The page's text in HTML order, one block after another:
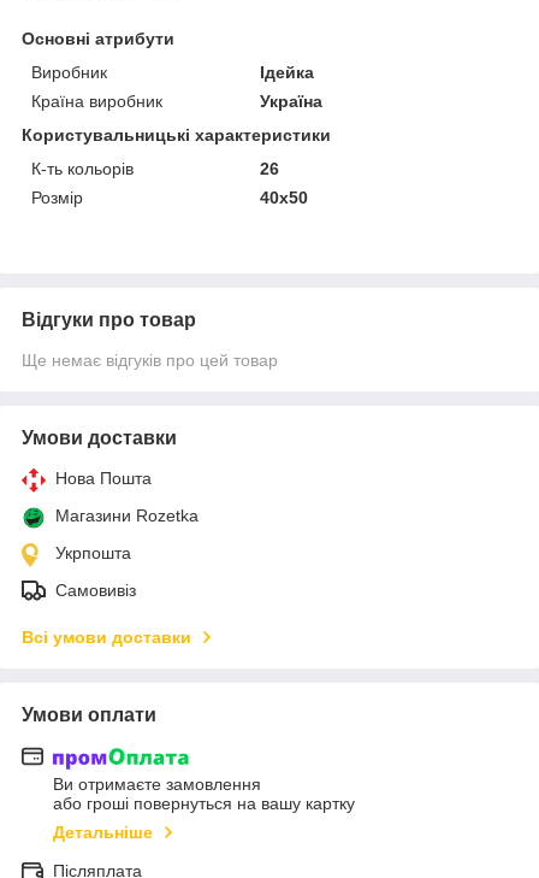
Основні атрибути
Виробник
Ідейка
Країна виробник
Україна
Користувальницькі характеристики
К-ть кольорiв
26
Розмір
40x50
Відгуки про товар
Ще немає відгуків про цей товар
Умови доставки
Нова Пошта
Магазини Rozetka
Укрпошта
Самовивіз
Всі умови доставки
Умови оплати
Ви отримаєте замовлення
або гроші повернуться на вашу картку
Детальніше
Післяплата